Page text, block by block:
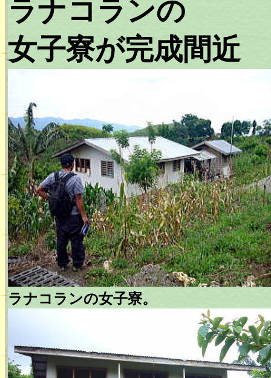
ラナコランの
女子寮が完成間近
ラナコランの女子寮。